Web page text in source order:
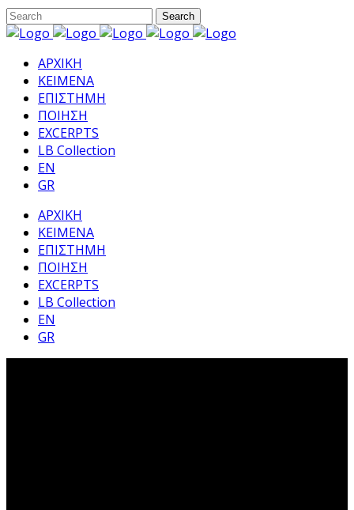
ΑΡΧΙΚΗ
ΚΕΙΜΕΝΑ
ΕΠΙΣΤΗΜΗ
ΠΟΙΗΣΗ
EXCERPTS
LB Collection
EN
GR
ΑΡΧΙΚΗ
ΚΕΙΜΕΝΑ
ΕΠΙΣΤΗΜΗ
ΠΟΙΗΣΗ
EXCERPTS
LB Collection
EN
GR